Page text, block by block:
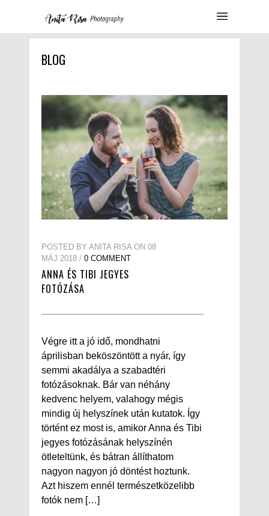
BLOG
POSTED BY ANITA RISA ON 08
MÁJ 2018 / 0 COMMENT
ANNA ÉS TIBI JEGYES
FOTÓZÁSA
Végre itt a jó idő, mondhatni
áprilisban beköszöntött a nyár, így
semmi akadálya a szabadtéri
fotózásoknak. Bár van néhány
kedvenc helyem, valahogy mégis
mindig új helyszínek után kutatok. Így
történt ez most is, amikor Anna és Tibi
jegyes fotózásának helyszínén
ötleteltünk, és bátran állíthatom
nagyon nagyon jó döntést hoztunk.
Azt hiszem ennél természetközelibb
fotók nem […]